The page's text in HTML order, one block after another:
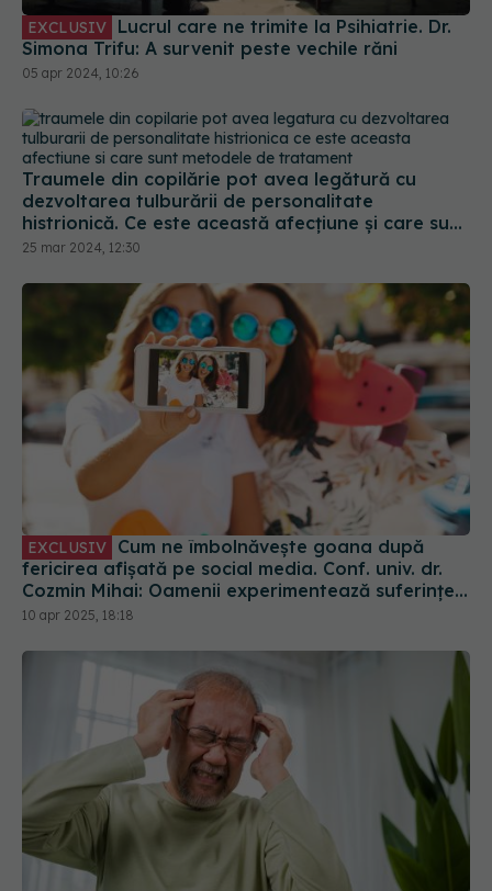
EXCLUSIV Lucrul care ne trimite la Psihiatrie. Dr.
Simona Trifu: A survenit peste vechile răni
Traumele din copilărie pot avea legătură cu
dezvoltarea tulburării de personalitate
histrionică. Ce este această afecțiune și care sunt
metodele de tratament
EXCLUSIV Cum ne îmbolnăvește goana după
fericirea afișată pe social media. Conf. univ. dr.
Cozmin Mihai: Oamenii experimentează suferințe,
tristețe